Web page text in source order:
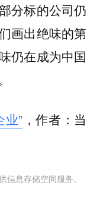
分标的公司仍
画出绝味的第
仍在成为中国
业” ，作者：当
息存储空间服务。